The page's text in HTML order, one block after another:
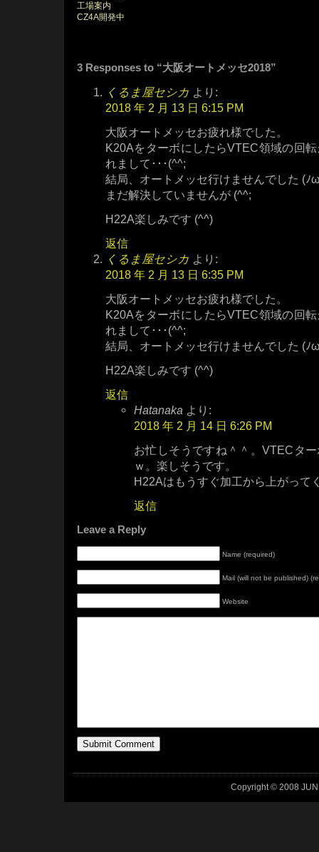
工場案内
CZ4A開発中
3 Responses to “大阪オートメッセ2018”
くるま屋セシカ より:
2018 年 2 月 13 日 6:15 PM
大阪オートメッセお疲れ様でした。
K20AをターボにしたらVTEC領域の回
れまして･･･(^^;
結局、オートメッセ行けませんでした (ﾉ
まだ解決していませんが (^^;
H22A楽しみです (^^)
返信
くるま屋セシカ より:
2018 年 2 月 13 日 6:35 PM
大阪オートメッセお疲れ様でした。
K20AをターボにしたらVTEC領域の回
れまして･･･(^^;
結局、オートメッセ行けませんでした (ﾉ
H22A楽しみです (^^)
返信
Hatanaka より:
2018 年 2 月 14 日 6:26 PM
お忙しそうですね＾＾。VTECタ
ｗ。楽しそうです。
H22Aはもうすぐ加工から上がって
返信
Leave a Reply
Name (required)
Mail (will not be published)
Website
Copyright © 2008